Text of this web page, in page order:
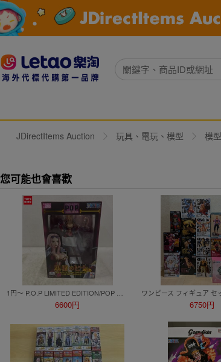
JDirectItems Auction 玩具、電玩、模型 模
您可能也會喜歡
6600円 6750円